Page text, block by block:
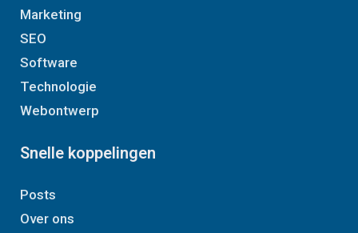
Marketing
SEO
Software
Technologie
Webontwerp
Snelle koppelingen
Posts
Over ons